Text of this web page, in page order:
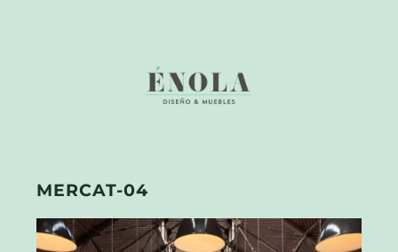
MERCAT-04